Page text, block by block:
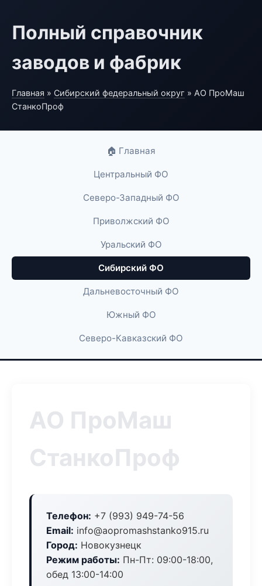
Полный справочник
заводов и фабрик
Главная » Сибирский федеральный округ » АО ПроМаш
СтанкоПроф
🏠 Главная
Центральный ФО
Северо-Западный ФО
Приволжский ФО
Уральский ФО
Сибирский ФО
Дальневосточный ФО
Южный ФО
Северо-Кавказский ФО
АО ПроМаш
СтанкоПроф
Телефон: +7 (993) 949-74-56
Email: info@aopromashstanko915.ru
Город: Новокузнецк
Режим работы: Пн-Пт: 09:00-18:00,
обед 13:00-14:00